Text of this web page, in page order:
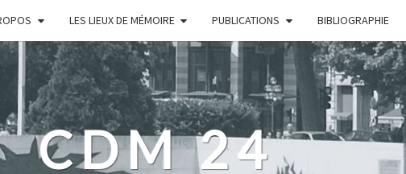
LES LIEUX DE MÉMOIRE PUBLICATIONS BIBLIOGRAPHIE
CDM 24